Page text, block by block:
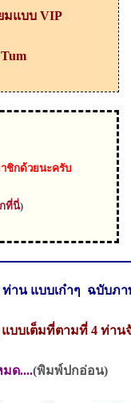
มแบบ VIP
ชิกด้วยนะครับ
ที่นี่)
ท่าน แบบเก๋าๆ ฉบับภา
บบเต็มที่ตามที่ 4 ท่าน
ด....(พิมพ์ปกอ่อน)